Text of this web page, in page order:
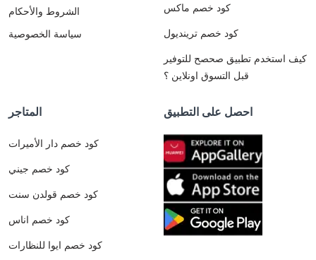
الشروط والأحكام
سياسة الخصوصية
كود خصم ماكس
كود خصم ترينديول
كيف استخدم تطبيق صحصح للتوفير
قبل التسوق اونلاين ؟
المتاجر
كود خصم دار الأميرات
كود خصم جيني
كود خصم قولدن سنت
كود خصم اناس
كود خصم ايوا للنظارات
احصل على التطبيق